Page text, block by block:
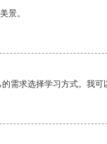
景。
需求选择学习方式。我可